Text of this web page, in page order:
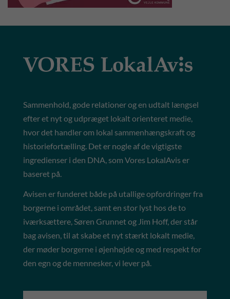
Sammenhold, gode relationer og en udtalt længsel
efter et nyt og udpræget lokalt orienteret medie,
hvor det handler om lokal sammenhængskraft og
historiefortælling. Det er nogle af de vigtigste
ingredienser i den DNA, som Vores LokalAvis er
baseret på.
Avisen er funderet både på utallige opfordringer fra
borgerne i området, samt en stor lyst hos de to
iværksættere, Søren Grunnet og Jim Hoff, der står
bag avisen, til at skabe et nyt stærkt lokalt medie,
der møder borgerne i øjenhøjde og med respekt for
den egn og de mennesker, vi lever på.